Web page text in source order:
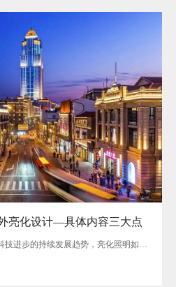
亮化设计—具体内容三大点
伴随着生活水平的持续提升 和科技进步的持续发展趋势，亮化照明如今早已十分广泛，亮化照明必须大量的技术性和造型艺术，城市亮化照明与...